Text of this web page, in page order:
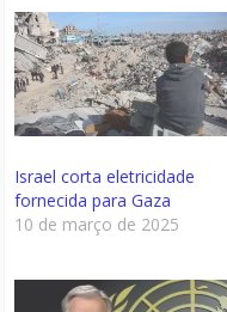
Israel corta eletricidade
fornecida para Gaza
10 de março de 2025